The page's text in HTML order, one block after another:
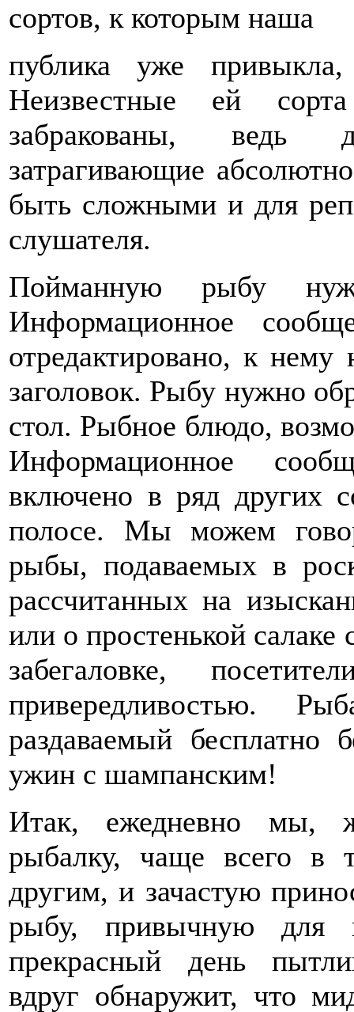
сортов, к которым наша
публика уже
Неизвестные ей
забракованы, ведь
затрагивающие
быть сложными и для
слушателя.
Пойманную рыбу
Информационное
отредактировано, к
заголовок. Рыбу нужно
стол. Рыбное блюдо,
Информационное
включено в ряд других
полосе. Мы можем
рыбы, подаваемых в
рассчитанных на
или о простенькой
забегаловке,
привередливостью.
раздаваемый бесплатно
ужин с шампанским!
Итак, ежедневно мы,
рыбалку, чаще всего в
другим, и зачастую
рыбу, привычную для
прекрасный день
вдруг обнаружит, что